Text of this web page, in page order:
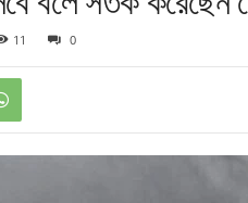
11 0